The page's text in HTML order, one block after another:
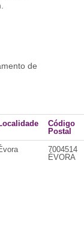
de
Código
Postal
7004514
ÉVORA